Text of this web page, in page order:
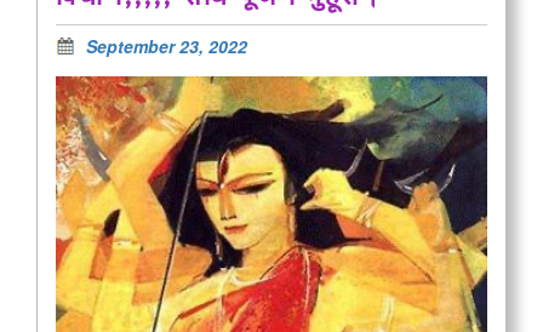
September 23, 2022